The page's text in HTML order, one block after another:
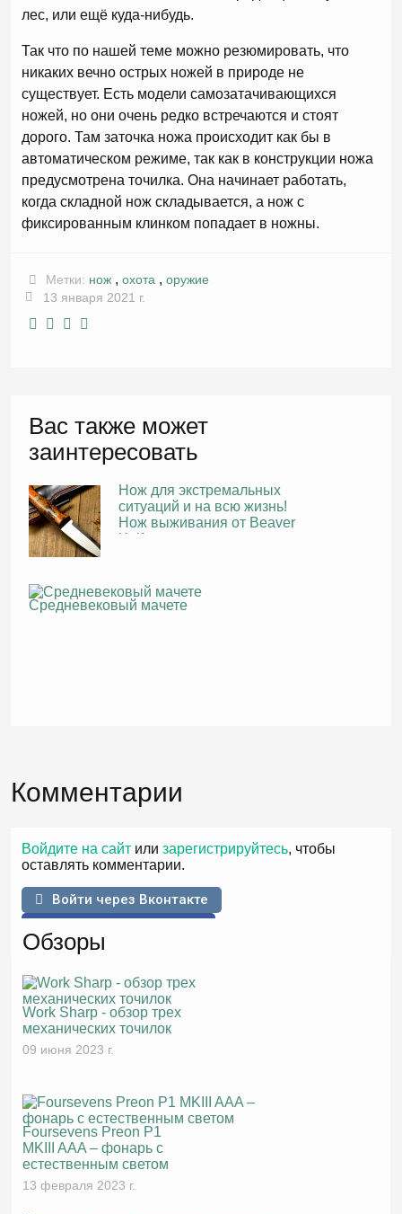
лес, или ещё куда-нибудь.
Так что по нашей теме можно резюмировать, что
никаких вечно острых ножей в природе не
существует. Есть модели самозатачивающихся
ножей, но они очень редко встречаются и стоят
дорого. Там заточка ножа происходит как бы в
автоматическом режиме, так как в конструкции ножа
предусмотрена точилка. Она начинает работать,
когда складной нож складывается, а нож с
фиксированным клинком попадает в ножны.
Метки: нож , охота , оружие
13 января 2021 г.
Вас также может
заинтересовать
Нож для экстремальных
ситуаций и на всю жизнь!
Нож выживания от Beaver
Knife
Средневековый мачете
Комментарии
Войдите на сайт или зарегистрируйтесь, чтобы
оставлять комментарии.
Войти через Вконтакте
Обзоры
Work Sharp - обзор трех
механических точилок
09 июня 2023 г.
Foursevens Preon P1
MKIII AAA – фонарь с
естественным светом
13 февраля 2023 г.